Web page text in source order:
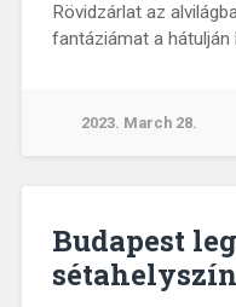
Rövidzárlat az
fantáziámat a hátulján
2023. March 28.
Budapest